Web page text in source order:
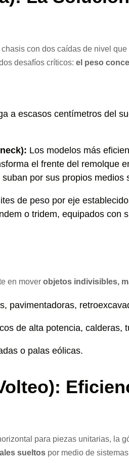
con dos caídas de nivel
desafíos críticos: el peso
a escasos centímetros del
Los modelos más
el frente del remolque
por sus propios medios
de peso por eje
o tridem, equipados con
en mover objetos indivisibles,
pavimentadoras,
de alta potencia, calderas,
o palas eólicas.
para piezas unitarias, la
sueltos por medio de